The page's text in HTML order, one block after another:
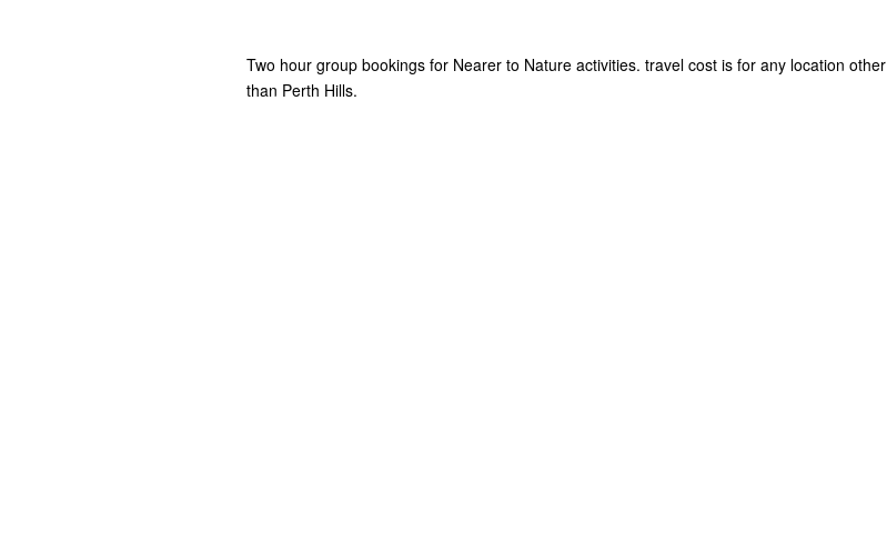
Two hour group bookings for Nearer to Nature activities. travel cost is for any location other
than Perth Hills.